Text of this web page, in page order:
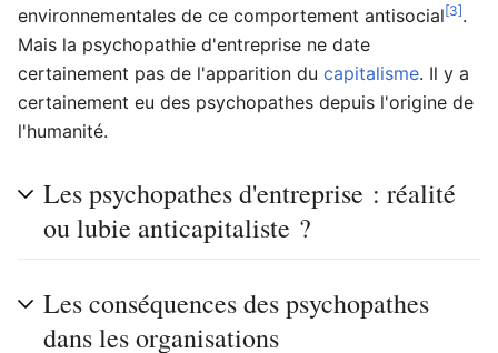
environnementales de ce comportement antisocial[3].
Mais la psychopathie d'entreprise ne date
certainement pas de l'apparition du capitalisme. Il y a
certainement eu des psychopathes depuis l'origine de
l'humanité.
Les psychopathes d'entreprise : réalité
ou lubie anticapitaliste ?
Les conséquences des psychopathes
dans les organisations